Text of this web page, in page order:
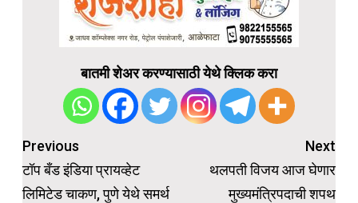
बातमी शेअर करण्यासाठी येथे क्लिक करा
Post
navigation
Previous
टॉप बँड इंडिया प्रायव्हेट
लिमिटेड चाकण, पुणे येथे समर्थ
Next
थलपती विजय आज घेणार
मुख्यमंत्रिपदाची शपथ